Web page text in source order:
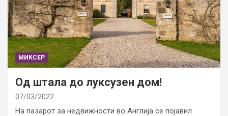
МИКСЕР
Од штала до луксузен дом!
07/03/2022
На пазарот за недвижности во Англија се појавил